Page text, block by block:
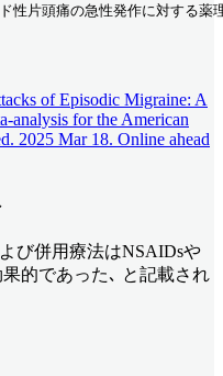
性片頭痛の急性発作に対す
of Episodic Migraine: A
analysis for the American
2025 Mar 18. Online ahead
び併用療法はNSAIDsや
的であった､ と記載され